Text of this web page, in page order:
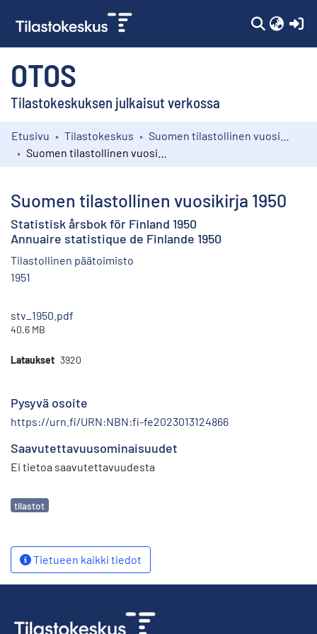
OTOS
Tilastokeskuksen julkaisut verkossa
Kokoelmat
Etusivu Tilastokeskus
Suomen tilastollinen vuosikirja 1950
Statistisk årsbok för Finland 1950
Annuaire statistique de Finlande 1950
Tilastollinen päätoimisto
1951
stv_1950.pdf
40.6 MB
Lataukset 3920
Pysyvä osoite
https://urn.fi/URN:NBN:fi-fe2023013124866
Saavutettavuusominaisuudet
Ei tietoa saavutettavuudesta
Avainsanat
tilastot
Tietueen kaikki tiedot